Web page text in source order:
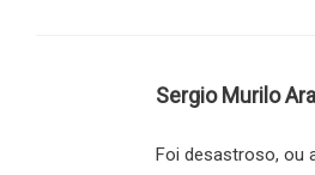
Sergio Murilo
Foi desastroso, ou